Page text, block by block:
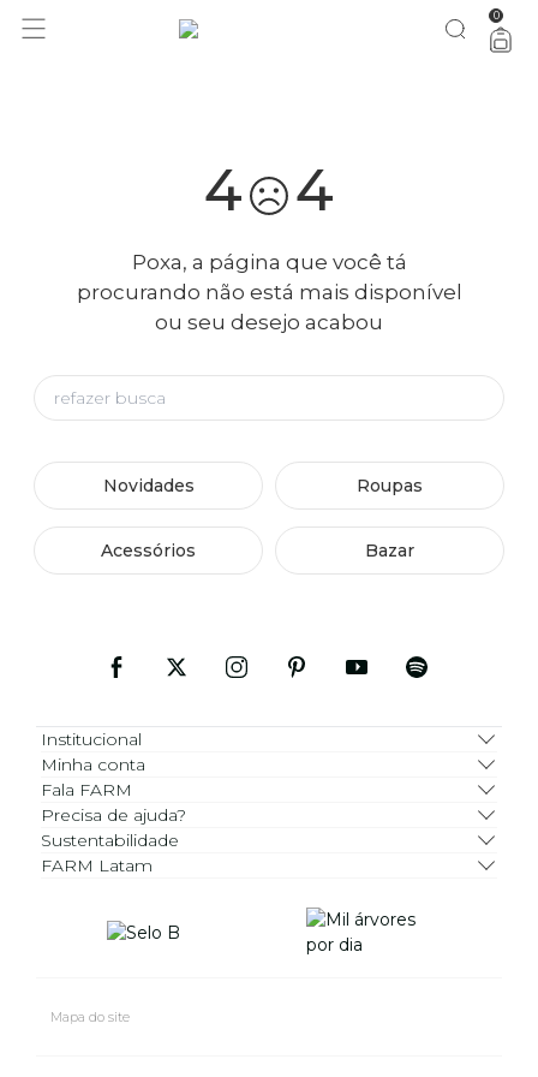
você merece 30% OFF pra comemorar com a gente aproveita! 0
4 4
Poxa, a página que você tá
procurando não está mais disponível
ou seu desejo acabou
Novidades Roupas
Acessórios Bazar
Institucional
Minha conta
Fala FARM
Precisa de ajuda?
Sustentabilidade
FARM Latam
Mapa do site